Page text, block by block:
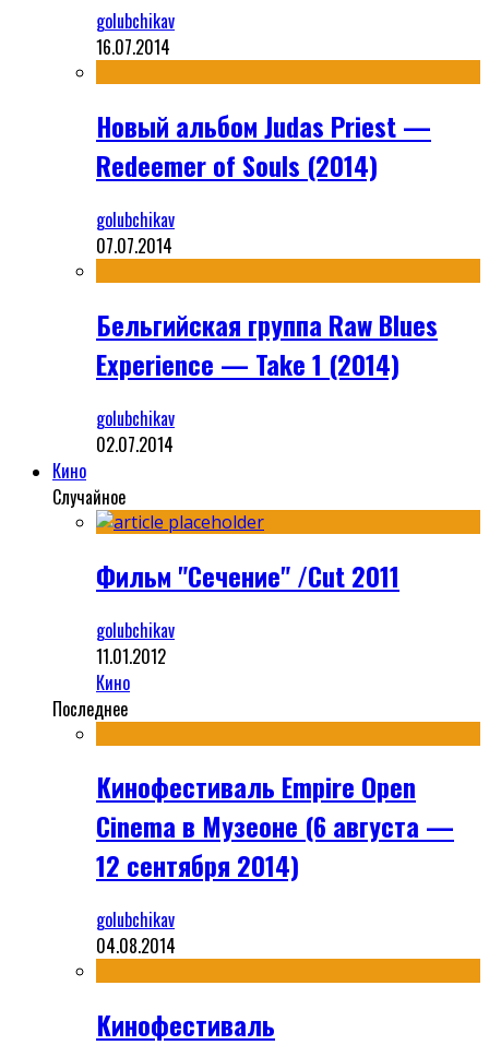
golubchikav
16.07.2014
Новый альбом Judas Priest —
Redeemer of Souls (2014)
golubchikav
07.07.2014
Бельгийская группа Raw Blues
Experience — Take 1 (2014)
golubchikav
02.07.2014
Кино
Случайное
Фильм "Сечение" /Cut 2011
golubchikav
11.01.2012
Кино
Последнее
Кинофестиваль Empire Open
Cinema в Музеоне (6 августа —
12 сентября 2014)
golubchikav
04.08.2014
Кинофестиваль